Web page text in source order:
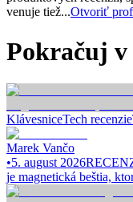
venuje tiež...Otvoriť
Pokračuj
KlávesniceTech recenzie
Marek Vančo
•5. august 2026
je magnetická beštia,